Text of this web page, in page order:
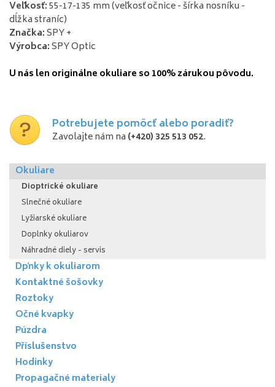
Veľkosť:55-17-135 mm(veľkosťočnice-šírka nosníku -
dĺžkastraníc)
Značka:SPY+
Výrobca:SPYOptic
U nás len originálne okuliare so 100%zárukou pôvodu.
Potrebujete pomôcť alebo poradiť?
Zavolajte nám na (+420) 325 513 052.
Okuliare
Dioptrické okuliare
Slnečné okuliare
Lyžiarské okuliare
Doplnky okuliarov
Náhradné diely - servis
Dpňky k okuliarom
Kontaktné šošovky
Roztoky
Očné kvapky
Púzdra
Příslušenstvo
Hodinky
Propagačné materialy